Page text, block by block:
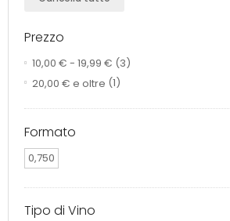
Prezzo
10,00 € - 19,99 € (3)
20,00 € e oltre (1)
Formato
0,750
Tipo di Vino